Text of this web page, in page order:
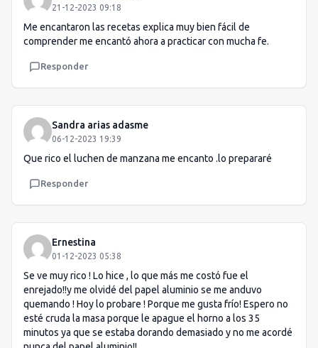
21-12-2023 09:18
Me encantaron las recetas explica muy bien fácil de
comprender me encantó ahora a practicar con mucha fe.
Responder
Sandra arias adasme
06-12-2023 19:39
Que rico el luchen de manzana me encanto .lo prepararé
Responder
Ernestina
01-12-2023 05:38
Se ve muy rico ! Lo hice , lo que más me costó fue el
enrejado!!y me olvidé del papel aluminio se me anduvo
quemando ! Hoy lo probare ! Porque me gusta frío! Espero no
esté cruda la masa porque le apague el horno a los 35
minutos ya que se estaba dorando demasiado y no me acordé